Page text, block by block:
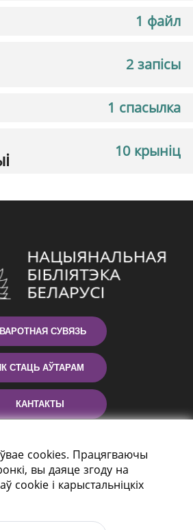
1 файл
2 запісы
1 спасылка
10 крыніц
СУВЯЗЬ
СТАЦЬ АЎТАРАМ
КАНТАКТЫ
cookies. Працягваючы
вы даяце згоду на
cookie і карыстальніцкіх